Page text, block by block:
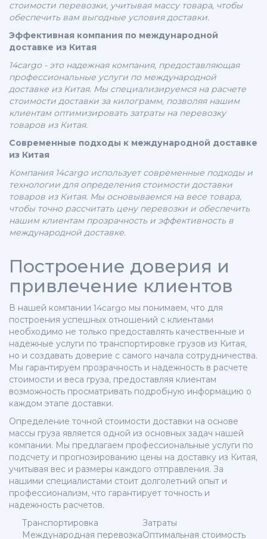
стоимости перевозки, учитывая массу товара, чтобы
обеспечить вам выгодные условия доставки.
Эффективная компания по международной
доставке из Китая
14cargo - это надежная компания, предоставляющая
профессиональные услуги по международной
доставке из Китая. Мы специализируемся на расчете
стоимости доставки за килограмм, позволяя нашим
клиентам оптимизировать затраты на перевозку
товаров из Китая.
Современные подходы к международной доставке
из Китая
Компания 14cargo использует современные подходы и
технологии для определения стоимости доставки
товаров из Китая. Мы основываемся на весе товара,
чтобы точно рассчитать цену перевозки и обеспечить
нашим клиентам прозрачность и эффективность в
международной доставке.
Построение доверия и
привлечение клиентов
В нашей компании 14cargo мы понимаем, что для
построения успешных отношений с клиентами
необходимо не только предоставлять качественные и
надежные услуги по транспортировке грузов из Китая,
но и создавать доверие с самого начала сотрудничества.
Мы гарантируем прозрачность и надежность в расчете
стоимости и веса груза, предоставляя клиентам
возможность просматривать подробную информацию о
каждом этапе доставки.
Определение точной стоимости доставки на основе
массы груза является одной из основных задач нашей
компании. Мы предлагаем профессиональные услуги по
подсчету и прогнозированию цены на доставку из Китая,
учитывая вес и размеры каждого отправления. За
нашими специалистами стоит долголетний опыт и
профессионализм, что гарантирует точность и
надежность расчетов.
Транспортировка
Затраты
Международная перевозкаОптимальная стоимость